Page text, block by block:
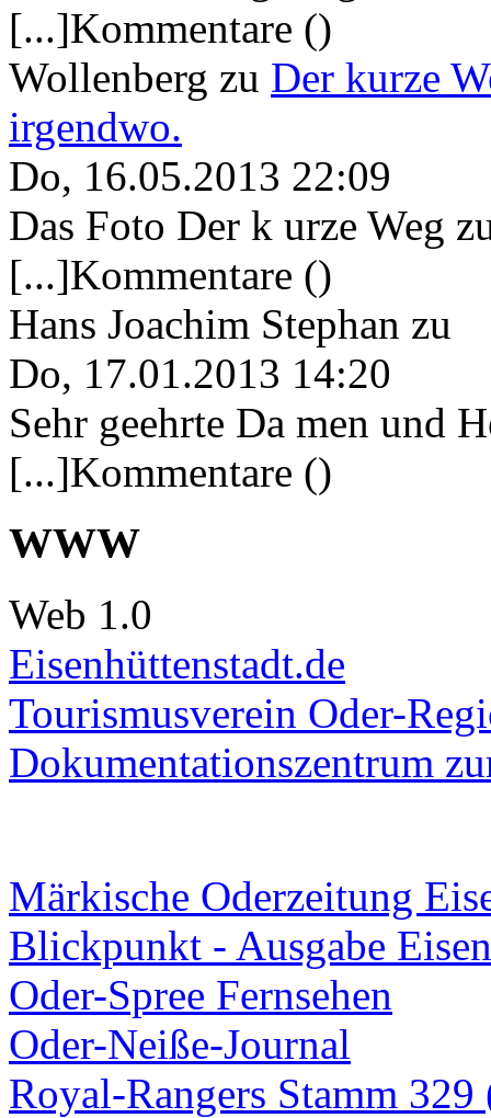
[...]Kommentare ()
Wollenberg zu Der kurze
irgendwo.
Do, 16.05.2013 22:09
Das Foto Der k urze Weg
[...]Kommentare ()
Hans Joachim Stephan zu
Do, 17.01.2013 14:20
Sehr geehrte Da men und
[...]Kommentare ()
WWW
Web 1.0
Eisenhüttenstadt.de
Tourismusverein Oder-
Dokumentationszentrum
Märkische Oderzeitung
Blickpunkt - Ausgabe
Oder-Spree Fernsehen
Oder-Neiße-Journal
Royal-Rangers Stamm